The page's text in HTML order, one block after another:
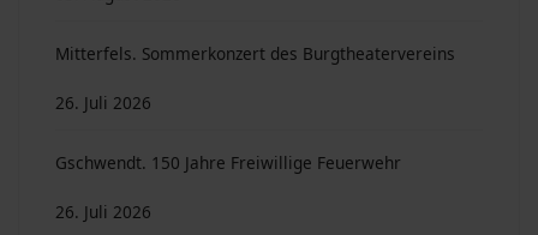
Mitterfels. Sommerkonzert des Burgtheatervereins
26. Juli 2026
Gschwendt. 150 Jahre Freiwillige Feuerwehr
26. Juli 2026